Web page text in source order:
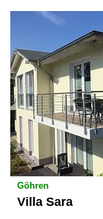
Göhren
Villa Sara